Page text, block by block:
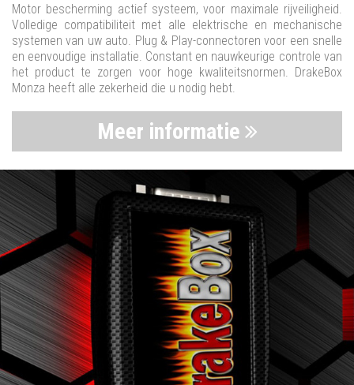
Motor bescherming actief systeem, voor maximale rijveiligheid.
Volledige compatibiliteit met alle elektrische en mechanische
systemen van uw auto. Plug & Play-connectoren voor een snelle
en eenvoudige installatie. Constant en nauwkeurige controle van
het product te zorgen voor hoge kwaliteitsnormen. DrakeBox
Monza heeft alle zekerheid die u nodig hebt.
Meer informatie